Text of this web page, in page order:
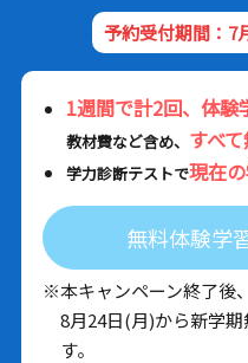
予約受付期間：7
1週間で計2回、体験
教材費など含め、 すべ
学力診断テストで現在
無料体験学
※本キャンペーン終了後、
8月24日(月)から新学
す。